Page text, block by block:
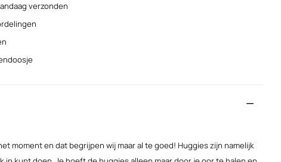
verzonden
moment en dat begrijpen wij maar al te goed! Huggies zijn namelijk